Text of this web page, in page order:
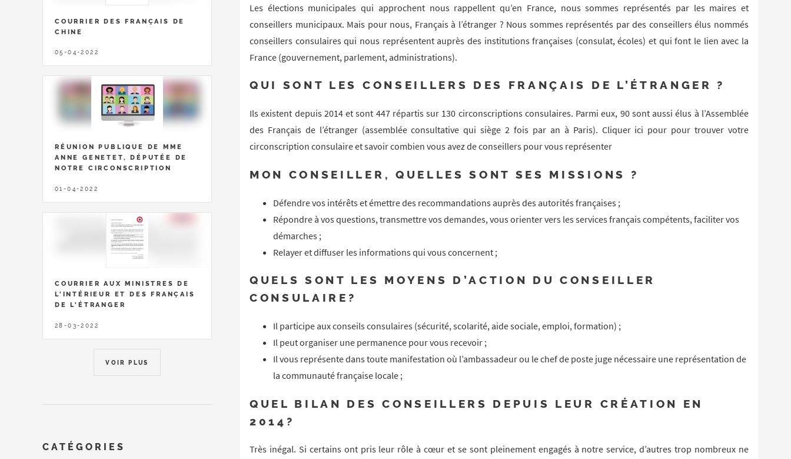
Les élections municipales qui approchent nous rappellent qu’en France, nous sommes représentés par les maires et
conseillers municipaux. Mais pour nous, Français à l’étranger ? Nous sommes représentés par des conseillers élus nommés
conseillers consulaires qui nous représentent auprès des institutions françaises (consulat, écoles) et qui font le lien avec la
France (gouvernement, parlement, administrations).
QUI SONT LES CONSEILLERS DES FRANÇAIS DE L’ÉTRANGER ?
Ils existent depuis 2014 et sont 447 répartis sur 130 circonscriptions consulaires. Parmi eux, 90 sont aussi élus à l’Assemblée
des Français de l’étranger (assemblée consultative qui siège 2 fois par an à Paris). Cliquer ici pour pour trouver votre
circonscription consulaire et savoir combien vous avez de conseillers pour vous représenter
MON CONSEILLER, QUELLES SONT SES MISSIONS ?
Défendre vos intérêts et émettre des recommandations auprès des autorités françaises ;
Répondre à vos questions, transmettre vos demandes, vous orienter vers les services français compétents, faciliter vos
démarches ;
Relayer et diffuser les informations qui vous concernent ;
QUELS SONT LES MOYENS D’ACTION DU CONSEILLER
CONSULAIRE?
Il participe aux conseils consulaires (sécurité, scolarité, aide sociale, emploi, formation) ;
Il peut organiser une permanence pour vous recevoir ;
Il vous représente dans toute manifestation où l’ambassadeur ou le chef de poste juge nécessaire une représentation de
la communauté française locale ;
QUEL BILAN DES CONSEILLERS DEPUIS LEUR CRÉATION EN
2014?
Très inégal. Si certains ont pris leur rôle à cœur et se sont pleinement engagés à notre service, d’autres trop nombreux ne
COURRIER DES FRANÇAIS DE
CHINE
05-04-2022
RÉUNION PUBLIQUE DE MME
ANNE GENETET, DÉPUTÉE DE
NOTRE CIRCONSCRIPTION
01-04-2022
COURRIER AUX MINISTRES DE
L'INTÉRIEUR ET DES FRANÇAIS
DE L'ÉTRANGER
28-03-2022
VOIR PLUS
CATÉGORIES